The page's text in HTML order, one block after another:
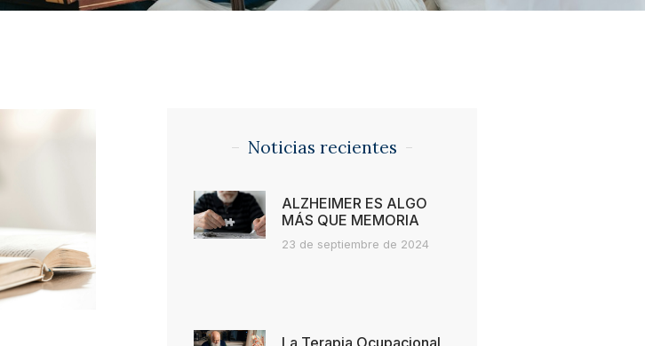
Noticias recientes
ALZHEIMER ES ALGO
MÁS QUE MEMORIA
23 de septiembre de 2024
La Terapia Ocupacional